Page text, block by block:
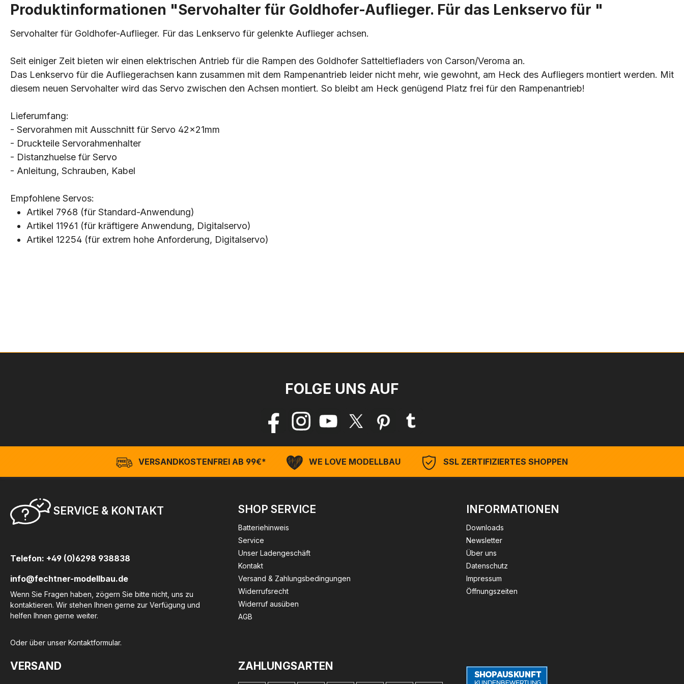
Produktinformationen "Servohalter für Goldhofer-Auflieger. Für das Lenkservo für "
Servohalter für Goldhofer-Auflieger. Für das Lenkservo für gelenkte Auflieger achsen.
Seit einiger Zeit bieten wir einen elektrischen Antrieb für die Rampen des Goldhofer Satteltiefladers von Carson/Veroma an.
Das Lenkservo für die Aufliegerachsen kann zusammen mit dem Rampenantrieb leider nicht mehr, wie gewohnt, am Heck des Aufliegers montiert werden. Mit
diesem neuen Servohalter wird das Servo zwischen den Achsen montiert. So bleibt am Heck genügend Platz frei für den Rampenantrieb!
Lieferumfang:
- Servorahmen mit Ausschnitt für Servo 42x21mm
- Druckteile Servorahmenhalter
- Distanzhuelse für Servo
- Anleitung, Schrauben, Kabel
Empfohlene Servos:
Artikel 7968 (für Standard-Anwendung)
Artikel 11961 (für kräftigere Anwendung, Digitalservo)
Artikel 12254 (für extrem hohe Anforderung, Digitalservo)
FOLGE UNS AUF
VERSANDKOSTENFREI AB 99€* WE LOVE MODELLBAU SSL ZERTIFIZIERTES SHOPPEN
SERVICE & KONTAKT
Telefon: +49 (0)6298 938838
info@fechtner-modellbau.de
Wenn Sie Fragen haben, zögern Sie bitte nicht, uns zu
kontaktieren. Wir stehen Ihnen gerne zur Verfügung und
helfen Ihnen gerne weiter.
Oder über unser Kontaktformular.
SHOP SERVICE
Batteriehinweis
Service
Unser Ladengeschäft
Kontakt
Versand & Zahlungsbedingungen
Widerrufsrecht
Widerruf ausüben
AGB
INFORMATIONEN
Downloads
Newsletter
Über uns
Datenschutz
Impressum
Öffnungszeiten
VERSAND ZAHLUNGSARTEN